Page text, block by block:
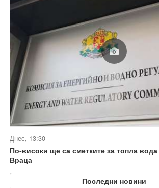
Днес, 13:30
По-високи ще са сметките за топла
Враца
Последни новини